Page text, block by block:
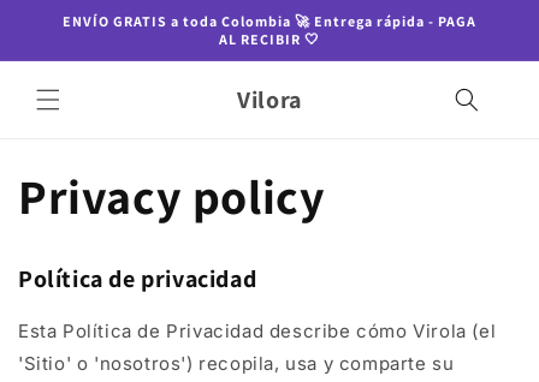
directamente
ENVÍO GRATIS a toda Colombia 🚀 Entrega rápida - PAGA
AL RECIBIR 🤍
Vilora
Privacy policy
Política de privacidad
Esta Política de Privacidad describe cómo Virola (el
'Sitio' o 'nosotros') recopila, usa y comparte su